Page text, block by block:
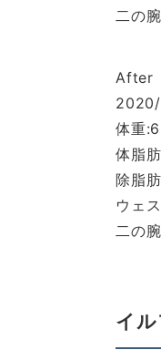
二の
After
体重
体脂
除脂
ウェ
二の
イ